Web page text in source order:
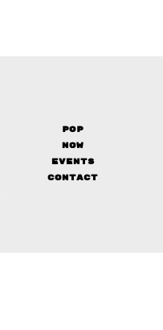
Pop
Now
Events
Contact